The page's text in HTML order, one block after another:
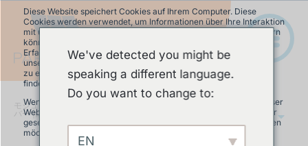
Diese Website speichert Cookies auf Ihrem Computer. Diese
Cookies werden verwendet, um Informationen über Ihre Interaktion
mit unserer Website zu erfassen und damit wir uns an Sie erinnern
können. Wir nutzen diese Informationen, um Ihre Website-
Erfahrung zu optimieren und um Analysen und Kennzahlen über
unsere Besucher auf dieser Website und anderen Medien-Seiten
zu erstellen. Mehr Infos über die von uns eingesetzten Cookies
finden Sie in unserer Datenschutzrichtlinie.
Wenn Sie ablehnen, werden Ihre Informationen beim Besuch dieser
Website nicht erfasst. Ein einzelnes Cookie wird in Ihrem Browser
gesetzt, um daran zu erinnern, dass Sie nicht nachverfolgt werden
möchten.
モジュラーパンプトラック
バー |鋼鉄
We've detected you might be
speaking a different language.
Do you want to change to:
EN